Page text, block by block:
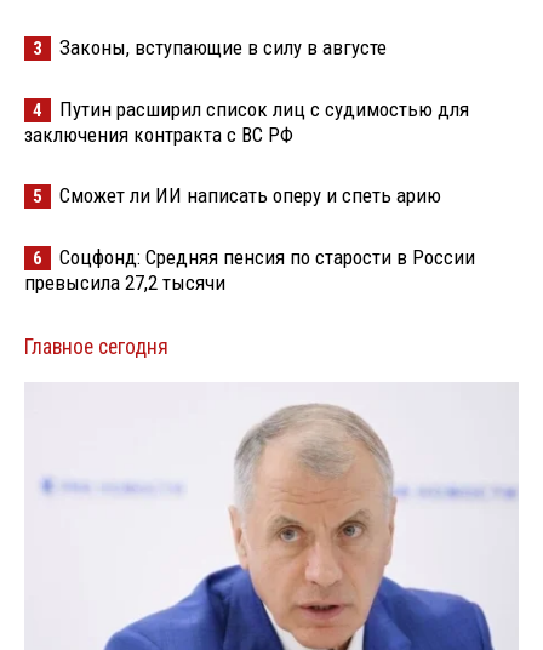
3 Законы, вступающие в силу в августе
4
Путин расширил список лиц с судимостью для
заключения контракта с ВС РФ
5 Сможет ли ИИ написать оперу и спеть арию
6
Соцфонд: Средняя пенсия по старости в России
превысила 27,2 тысячи
Главное сегодня